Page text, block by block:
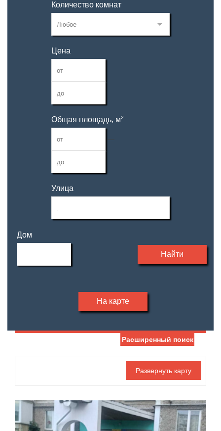
Количество комнат
Цена
—
Общая площадь, м2
—
Улица
Дом
Найти
На карте
Жилая площадь
—
Площадь кухни
Санузел
Этаж
Расширенный поиск